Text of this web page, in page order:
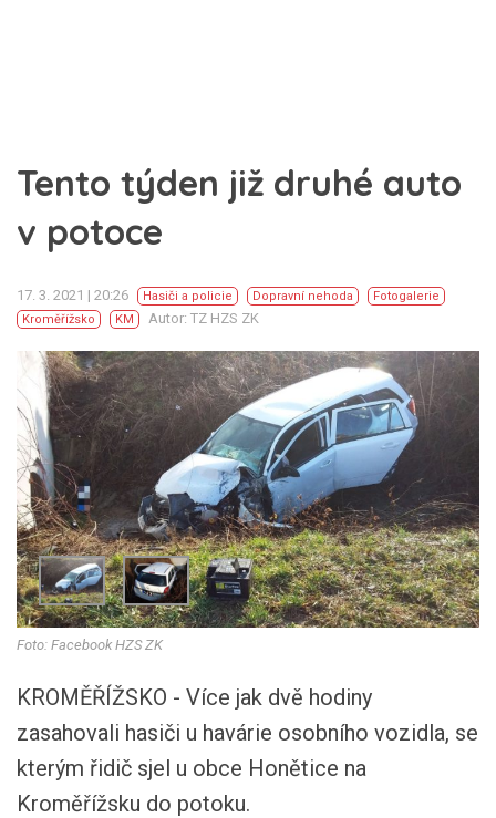
Tento týden již druhé auto
v potoce
17. 3. 2021 | 20:26 Hasiči a policie Dopravní nehoda
Fotogalerie
Kroměřížsko
KM Autor: TZ HZS ZK
Foto: Facebook HZS ZK
KROMĚŘÍŽSKO - Více jak dvě hodiny
zasahovali hasiči u havárie osobního vozidla, se
kterým řidič sjel u obce Honětice na
Kroměřížsku do potoku.